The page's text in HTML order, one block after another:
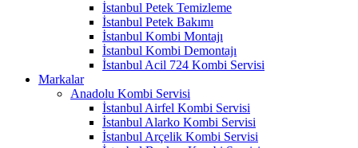
İstanbul Petek Temizleme
İstanbul Petek Bakımı
İstanbul Kombi Montajı
İstanbul Kombi Demontajı
İstanbul Acil 724 Kombi Servisi
Markalar
Anadolu Kombi Servisi
İstanbul Airfel Kombi Servisi
İstanbul Alarko Kombi Servisi
İstanbul Arçelik Kombi Servisi